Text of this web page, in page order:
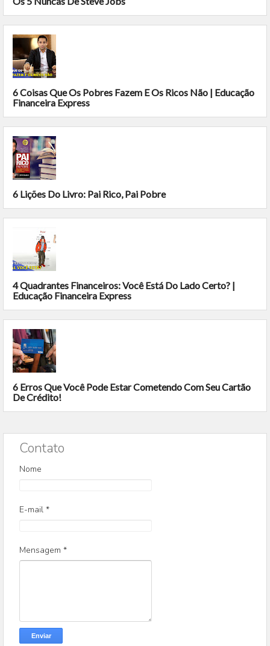
6 Coisas Que Os Pobres Fazem E Os Ricos Não | Educação
Financeira Express
6 Lições Do Livro: Pai Rico, Pai Pobre
4 Quadrantes Financeiros: Você Está Do Lado Certo? |
Educação Financeira Express
6 Erros Que Você Pode Estar Cometendo Com Seu Cartão
De Crédito!
Contato
Nome
E-mail *
Mensagem *